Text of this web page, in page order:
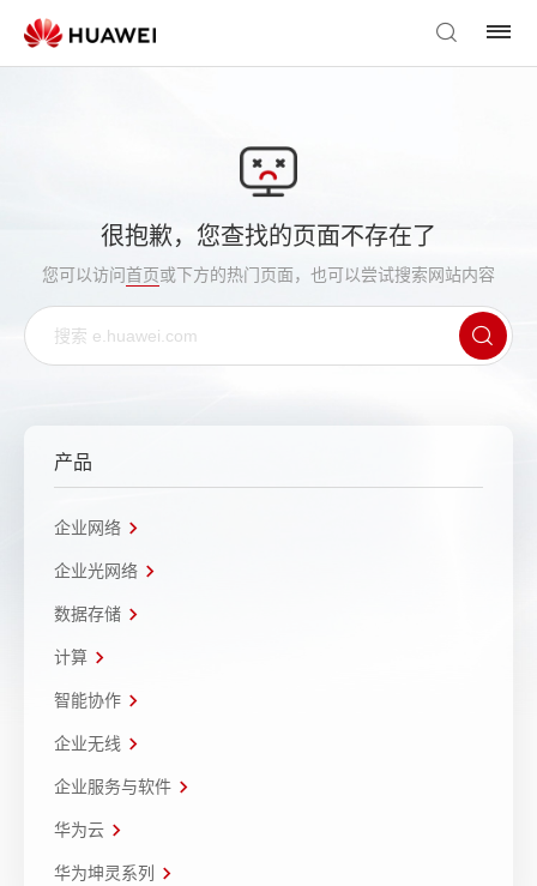
很抱歉，您查找的页面不存在了
您可以访问首页或下方的热门页面，也可以尝试搜索网站内容
产品
企业网络
企业光网络
数据存储
计算
智能协作
企业无线
企业服务与软件
华为云
华为坤灵系列